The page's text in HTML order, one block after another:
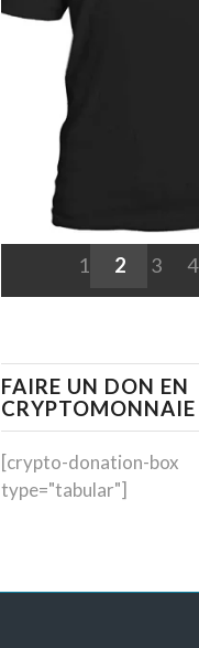
1 2 3 4
FAIRE UN DON EN
CRYPTOMONNAIE
[crypto-donation-box
type="tabular"]